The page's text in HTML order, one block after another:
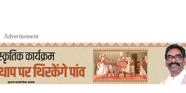
Advertisement